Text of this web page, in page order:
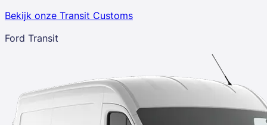
Bekijk onze Transit Customs
Ford Transit